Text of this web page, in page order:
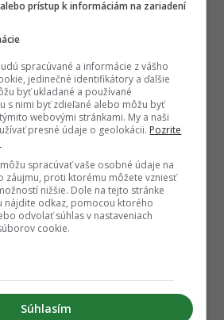
prístup k informáciám na zariadení
spracúvané a informácie z vášho
jedinečné identifikátory a ďalšie
byť ukladané a používané
s nimi byť zdieľané alebo môžu byť
webovými stránkami. My a naši
presné údaje o geolokácii. Pozrite
spracúvať vaše osobné údaje na
záujmu, proti ktorému môžete vzniesť
nižšie. Dole na tejto stránke
nájdite odkaz, pomocou ktorého
odvolať súhlas v nastaveniach
cookie.
Súhlasím